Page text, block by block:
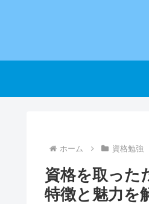
ホーム 資格勉強
資格を取った
特徴と魅力を